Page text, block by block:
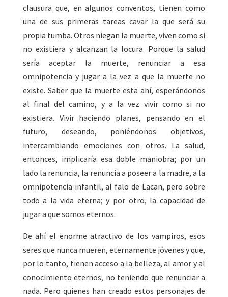
clausura que, en algunos conventos, tienen como
una de sus primeras tareas cavar la que será su
propia tumba. Otros niegan la muerte, viven como si
no existiera y alcanzan la locura. Porque la salud
sería aceptar la muerte, renunciar a esa
omnipotencia y jugar a la vez a que la muerte no
existe. Saber que la muerte esta ahí, esperándonos
al final del camino, y a la vez vivir como si no
existiera. Vivir haciendo planes, pensando en el
futuro, deseando, poniéndonos objetivos,
intercambiando emociones con otros. La salud,
entonces, implicaría esa doble maniobra; por un
lado la renuncia, la renuncia a poseer a la madre, a la
omnipotencia infantil, al falo de Lacan, pero sobre
todo a la vida eterna; y por otro, la capacidad de
jugar a que somos eternos.
De ahí el enorme atractivo de los vampiros, esos
seres que nunca mueren, eternamente jóvenes y que,
por lo tanto, tienen acceso a la belleza, al amor y al
conocimiento eternos, no teniendo que renunciar a
nada. Pero quienes han creado estos personajes de